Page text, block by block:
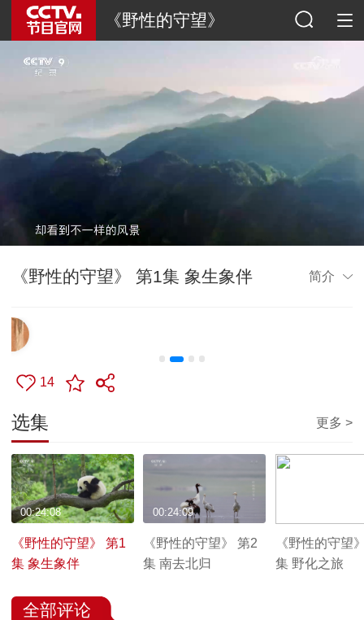
《野性的守望》
《野性的守望》 第1集 象生象伴 简介
14
选集 更多 >
《野性的守望》 第1
集 象生象伴
00:24:08
《野性的守望》 第2
集 南去北归
00:24:09
《野性的守望
集 野化之旅
全部评论